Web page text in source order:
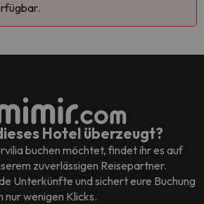
Hotel überzeugt?
buchen möchtet, findet ihr es auf
zuverlässigen Reisepartner.
Unterkünfte und sichert eure Buchung
nur wenigen Klicks.